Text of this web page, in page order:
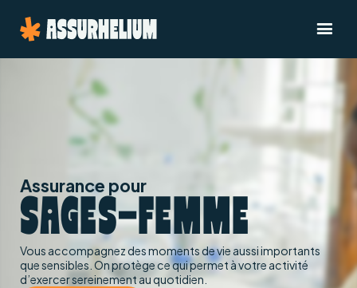
Assurance pour
SAGES-FEMME
Vous accompagnez des moments de vie aussi importants
que sensibles. On protège ce qui permet à votre activité
d’exercer sereinement au quotidien.